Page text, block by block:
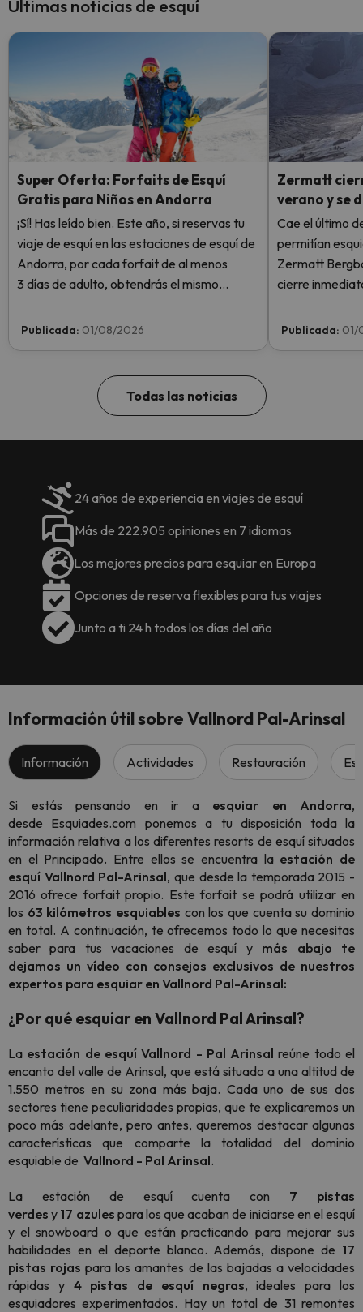
Últimas noticias de esquí
Super Oferta: Forfaits de Esquí
Gratis para Niños en Andorra
¡Sí! Has leído bien. Este año, si reservas tu
viaje de esquí en las estaciones de esquí de
Andorra, por cada forfait de al menos
3 días de adulto, obtendrás el mismo
totalmente GRATIS. Entra e infórmate
Publicada: 01/08/2026
Zermatt
verano y se
Cae el último
permitían
Zermatt
cierre
sin llegar
Publicada: 01/
Todas las noticias
24 años de experiencia en viajes de esquí
Más de 222.905 opiniones en 7 idiomas
Los mejores precios para esquiar en Europa
Opciones de reserva flexibles para tus viajes
Junto a ti 24 h todos los días del año
Información útil sobre Vallnord Pal-Arinsal
Información Actividades Restauración
Si estás pensando en ir a esquiar en Andorra,
desde Esquiades.com ponemos a tu disposición toda la
información relativa a los diferentes resorts de esquí situados
en el Principado. Entre ellos se encuentra la estación de
esquí Vallnord Pal-Arinsal, que desde la temporada 2015 -
2016 ofrece forfait propio. Este forfait se podrá utilizar en
los 63 kilómetros esquiables con los que cuenta su dominio
en total. A continuación, te ofrecemos todo lo que necesitas
saber para tus vacaciones de esquí ymás abajo te
dejamos un vídeo con consejos exclusivos de nuestros
expertos para esquiar en Vallnord Pal-Arinsal:
¿Por qué esquiar en Vallnord Pal Arinsal?
La estación de esquí Vallnord - Pal Arinsal reúne todo el
encanto del valle de Arinsal, que está situado a una altitud de
1.550 metros en su zona más baja. Cada uno de sus dos
sectores tiene peculiaridades propias, que te explicaremos un
poco más adelante, pero antes, queremos destacar algunas
características que comparte la totalidad del dominio
esquiable de Vallnord - Pal Arinsal.
La estación de esquí cuenta con 7 pistas
verdes y 17 azules para los que acaban de iniciarse en el esquí
y el snowboard o que están practicando para mejorar sus
habilidades en el deporte blanco. Además, dispone de 17
pistas rojas para los amantes de las bajadas a velocidades
rápidas y4 pistas de esquí negras, ideales para los
esquiadores experimentados. Hay un total de 31 remontes